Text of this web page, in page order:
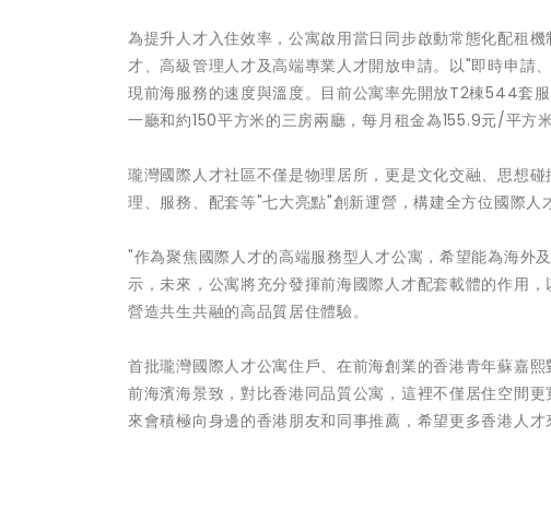
為提升人才入住效率，公寓啟用當日同步啟動常態化配租
才、高級管理人才及高端專業人才開放申請。以"即時申請
現前海服務的速度與溫度。目前公寓率先開放T2棟544套
一廳和約150平方米的三房兩廳，每月租金為155.9元/平方米
瓏灣國際人才社區不僅是物理居所，更是文化交融、思想
理、服務、配套等"七大亮點"創新運營，構建全方位國際人
"作為聚焦國際人才的高端服務型人才公寓，希望能為海外
示，未來，公寓將充分發揮前海國際人才配套載體的作用
營造共生共融的高品質居住體驗。
首批瓏灣國際人才公寓住戶、在前海創業的香港青年蘇嘉
前海濱海景致，對比香港同品質公寓，這裡不僅居住空間
來會積極向身邊的香港朋友和同事推薦，希望更多香港人才